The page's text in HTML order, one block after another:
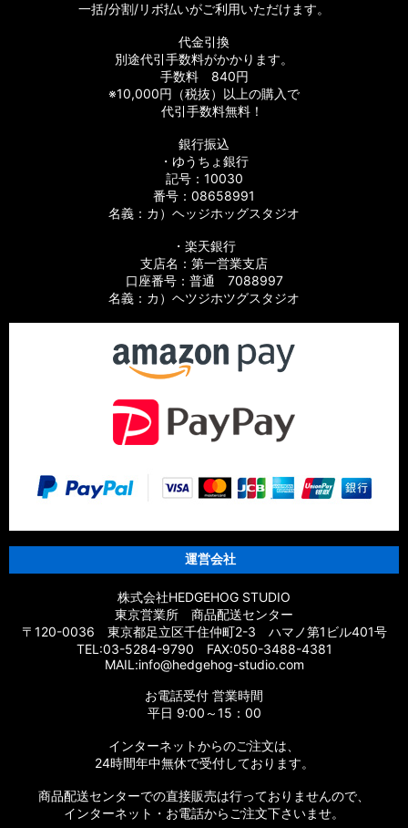
一括/分割/リボ払いがご利用いただけます。
代金引換
別途代引手数料がかかります。
手数料 840円
※10,000円（税抜）以上の購入で
代引手数料無料！
銀行振込
・ゆうちょ銀行
記号：10030
番号：08658991
名義：カ）ヘッジホッグスタジオ
・楽天銀行
支店名：第一営業支店
口座番号：普通 7088997
名義：カ）ヘツジホツグスタジオ
運営会社
株式会社HEDGEHOG STUDIO
東京営業所 商品配送センター
〒120-0036 東京都足立区千住仲町2-3 ハマノ第1ビル401号
TEL:03-5284-9790 FAX:050-3488-4381
MAIL:info@hedgehog-studio.com
お電話受付 営業時間
平日 9:00～15：00
インターネットからのご注文は、
24時間年中無休で受付しております。
商品配送センターでの直接販売は行っておりませんので、
インターネット・お電話からご注文下さいませ。